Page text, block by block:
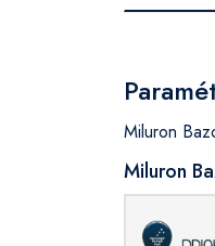
Miluron
Miluron